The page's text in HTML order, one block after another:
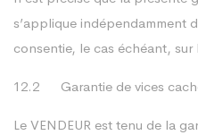
s’applique indépendamment
consentie, le cas échéant, sur
12.2 Garantie de vices
Le VENDEUR est tenu de la